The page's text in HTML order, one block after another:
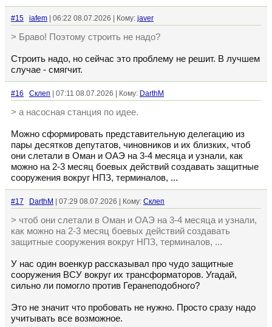
#15 iafem | 06:22 08.07.2026 | Кому: javer
> Браво! Поэтому строить не надо?
Строить надо, но сейчас это проблему не решит. В лучшем
случае - смягчит.
#16 Склеп | 07:11 08.07.2026 | Кому: DarthM
> а насосная станция по идее.
Можно сформировать представительную делегацию из
пары десятков депутатов, чиновников и их близких, чтоб
они слетали в Оман и ОАЭ на 3-4 месяца и узнали, как
можно на 2-3 месяц боевых действий создавать защитные
сооружения вокруг НПЗ, терминалов, ...
#17 DarthM | 07:29 08.07.2026 | Кому: Склеп
> чтоб они слетали в Оман и ОАЭ на 3-4 месяца и узнали,
как можно на 2-3 месяц боевых действий создавать
защитные сооружения вокруг НПЗ, терминалов, ...
У нас один военкур рассказывал про чудо защитные
сооружения ВСУ вокруг их трансформаторов. Угадай,
сильно ли помогло против Геранеподобного?
Это не значит что пробовать не нужно. Просто сразу надо
учитывать все возможное.